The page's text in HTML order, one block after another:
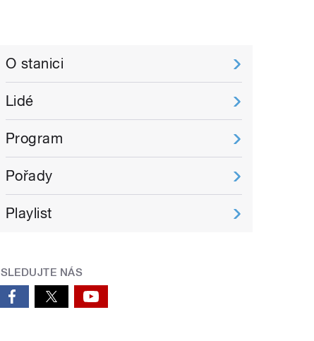
O stanici
Lidé
Program
Pořady
Playlist
SLEDUJTE NÁS